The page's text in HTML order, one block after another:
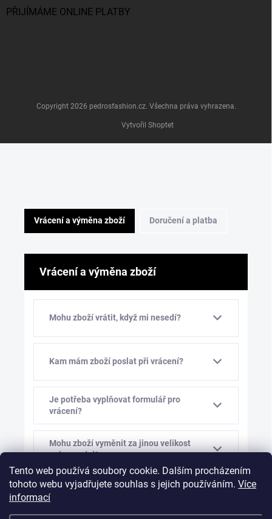
Tento web používá soubory cookie. Dalším procházením
tohoto webu vyjadřujete souhlas s jejich používáním. Více
informací
PŘIJÍMÁME ONLINE PLATBY
Vytvořil Shoptet
Copyright 2026 pedrosfashion.cz. Všechna práva vyhrazena.
Vrácení a výměna zboží Doručení a platba
Vrácení a výměna zboží
Mohu zboží vrátit, když mi nesedí?
Kam mám zboží poslat při vrácení?
Je potřeba vyplňovat formulář pro
vrácení?
Mohu zboží vyměnit za jinou velikost
nebo model?
Kolik stojí výměna zboží?